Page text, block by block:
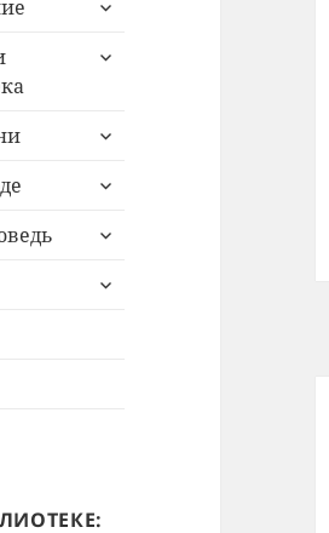
меню
раскрыть
раскрыть
меню
раскрыть
меню
раскрыть
меню
раскрыть